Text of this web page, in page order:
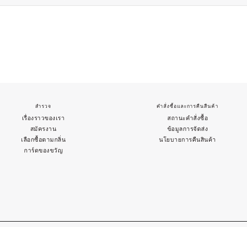
สำรวจ
เรื่องราวของเรา
สมัครงาน
เลือกซื้อตามกลิ่น
การ์ดของขวัญ
คำสั่งซื้อและการคืนสืนค้า
สถานะคำสั่งซื้อ
ข้อมูลการจัดส่ง
นโยบายการคืนสินค้า